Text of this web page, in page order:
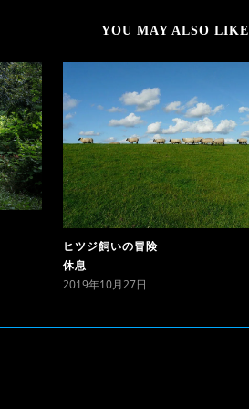
YOU MAY ALSO LIKE
ヒツジ飼いの冒険
休息
2019年10月27日